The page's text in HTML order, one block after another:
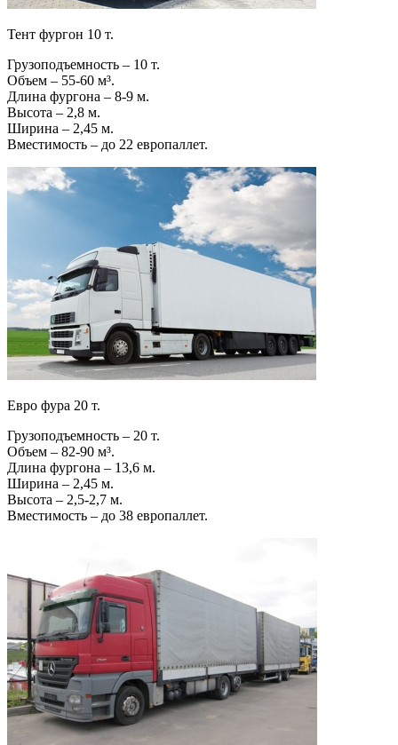
Тент фургон 10 т.
Грузоподъемность – 10 т.
Объем – 55-60 м³.
Длина фургона – 8-9 м.
Высота – 2,8 м.
Ширина – 2,45 м.
Вместимость – до 22 европаллет.
Евро фура 20 т.
Грузоподъемность – 20 т.
Объем – 82-90 м³.
Длина фургона – 13,6 м.
Ширина – 2,45 м.
Высота – 2,5-2,7 м.
Вместимость – до 38 европаллет.